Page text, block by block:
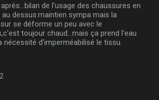
de l'usage des chaussures en
dessus:maintien sympa mais la
se déforme un peu avec le
toujour chaud...mais ça prend l'eau
nécessité d'imperméabilisé le tissu.